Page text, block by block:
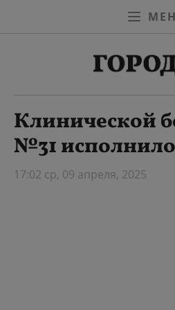
Клинической
№31
17:02 ср, 09 апреля, 2025